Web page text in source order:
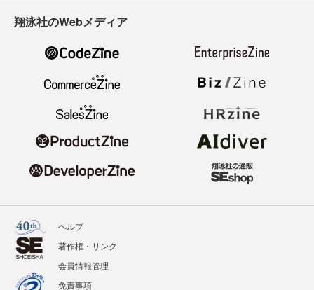
翔泳社のWebメディア
ヘルプ
著作権・リンク
会員情報管理
免責事項